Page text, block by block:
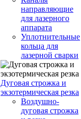
направляющие
для лазерного
аппарата
Уплотнительные
кольца для
лазерной сварки
Дуговая строжка и
экзотермическая резка
Воздушно-
дуговая строжка